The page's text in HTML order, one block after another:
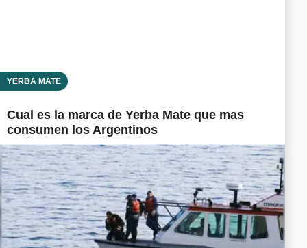
YERBA MATE
Cual es la marca de Yerba Mate que mas
consumen los Argentinos